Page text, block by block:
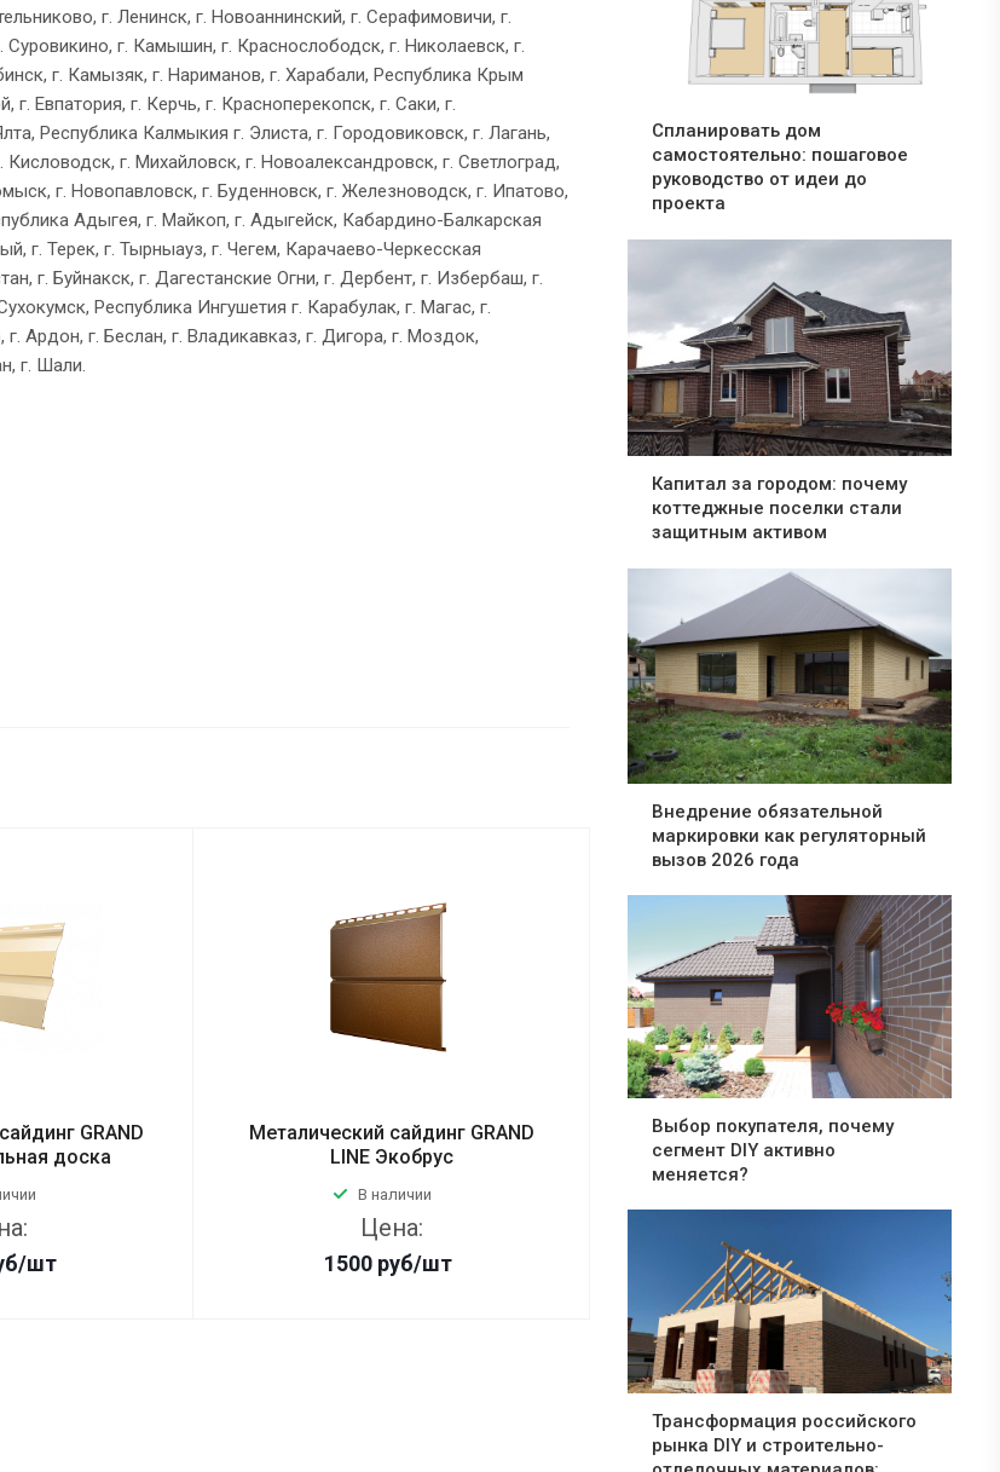
г. Ленинск, г. Новоаннинский, г. Серафимовичи, г.
г. Камышин, г. Краснослободск, г. Николаевск, г.
г. Камызяк, г. Нариманов, г. Харабали, Республика Крым
г. Евпатория, г. Керчь, г. Красноперекопск, г. Саки, г.
Республика Калмыкия г. Элиста, г. Городовиковск, г. Лагань,
г. Михайловск, г. Новоалександровск, г. Светлоград,
г. Новопавловск, г. Буденновск, г. Железноводск, г. Ипатово,
Адыгея, г. Майкоп, г. Адыгейск, Кабардино-Балкарская
г. Терек, г. Тырныауз, г. Чегем, Карачаево-Черкесская
г. Буйнакск, г. Дагестанские Огни, г. Дербент, г. Избербаш, г.
Республика Ингушетия г. Карабулак, г. Магас, г.
Ардон, г. Беслан, г. Владикавказ, г. Дигора, г. Моздок,
г. Шали.
GRAND
доска
/шт
Металический сайдинг GRAND
LINE Экобрус
В наличии
Цена:
1500 руб/шт
Спланировать дом
самостоятельно: пошаговое
руководство от идеи до
проекта
Капитал за городом: почему
коттеджные поселки стали
защитным активом
Внедрение обязательной
маркировки как регуляторный
вызов 2026 года
Выбор покупателя, почему
сегмент DIY активно
меняется?
Трансформация российского
рынка DIY и строительно-